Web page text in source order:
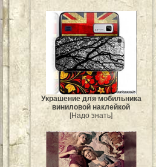
Украшение для мобильника
виниловой наклейкой
[Надо знать]